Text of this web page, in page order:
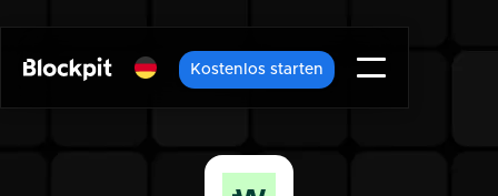
Kostenlos starten